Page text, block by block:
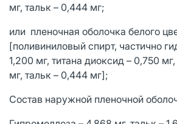
мг, тальк – 0,444 мг;
или пленочная оболочка белого
[поливиниловый спирт, частично
1,200 мг, титана диоксид – 0,750
мг, тальк – 0,444 мг];
Состав наружной пленочной